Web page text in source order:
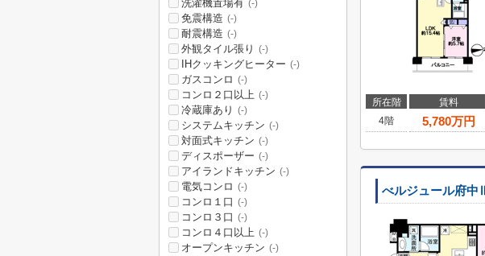
所在階 賃料
4階
5,780万円
べルジュール府中Ⅲ
洗濯機置場有 (-)
免震構造 (-)
耐震構造 (-)
外観タイル張り (-)
IHクッキングヒーター (-)
ガスコンロ (-)
コンロ２口以上 (-)
冷蔵庫あり (-)
システムキッチン (-)
対面式キッチン (-)
ディスポーザー (-)
アイランドキッチン (-)
電気コンロ (-)
コンロ１口 (-)
コンロ３口 (-)
コンロ４口以上 (-)
オープンキッチン (-)